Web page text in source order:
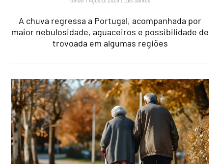
A chuva regressa a Portugal, acompanhada por
maior nebulosidade, aguaceiros e possibilidade de
trovoada em algumas regiões